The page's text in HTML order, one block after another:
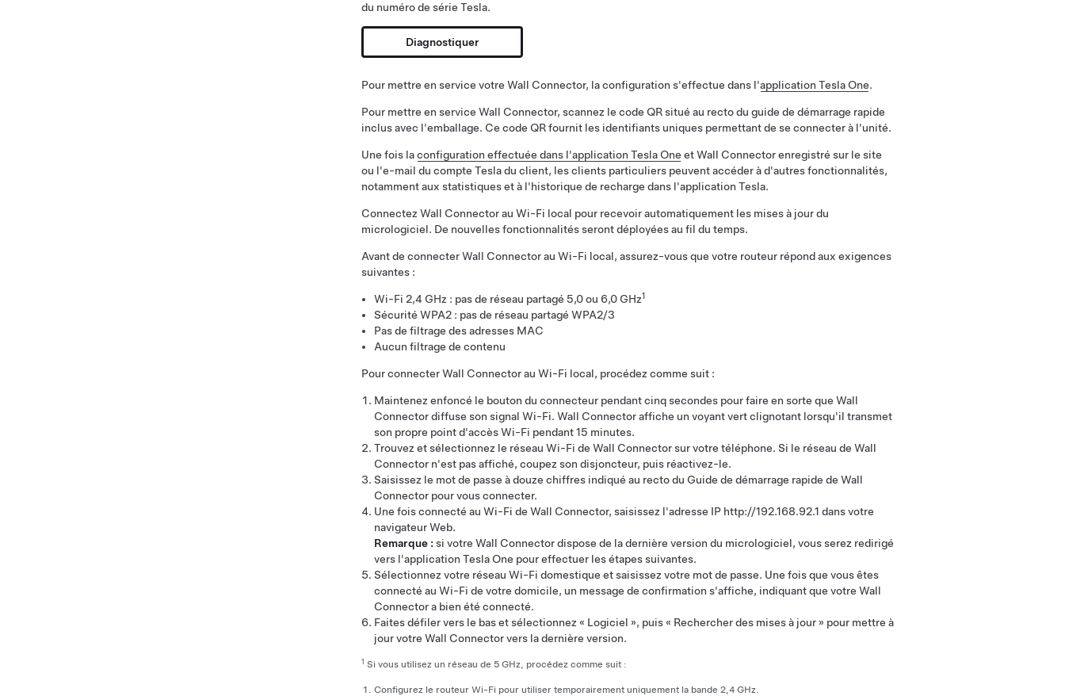
du numéro de série Tesla.
Diagnostiquer
Pour mettre en service votre Wall Connector, la configuration s'effectue dans l'application Tesla One.
Pour mettre en service Wall Connector, scannez le code QR situé au recto du guide de démarrage rapide
inclus avec l'emballage. Ce code QR fournit les identifiants uniques permettant de se connecter à l'unité.
Une fois laconfiguration effectuée dans l'application Tesla One et Wall Connector enregistré sur le site
ou l'e-mail du compte Tesla du client, les clients particuliers peuvent accéder à d'autres fonctionnalités,
notamment aux statistiques et à l'historique de recharge dans l'application Tesla.
Connectez Wall Connector au Wi-Fi local pour recevoir automatiquement les mises à jour du
micrologiciel. De nouvelles fonctionnalités seront déployées au fil du temps.
Avant de connecter Wall Connector au Wi-Fi local, assurez-vous que votre routeur répond aux exigences
suivantes :
Wi-Fi 2,4 GHz : pas de réseau partagé 5,0 ou 6,0 GHz1
Sécurité WPA2 : pas de réseau partagé WPA2/3
Pas de filtrage des adresses MAC
Aucun filtrage de contenu
Pour connecter Wall Connector au Wi-Fi local, procédez comme suit :
Maintenez enfoncé le bouton du connecteur pendant cinq secondes pour faire en sorte que Wall
Connector diffuse son signal Wi-Fi. Wall Connector affiche un voyant vert clignotant lorsqu'il transmet
son propre point d'accès Wi-Fi pendant 15 minutes.
Trouvez et sélectionnez le réseau Wi-Fi de Wall Connector sur votre téléphone. Si le réseau de Wall
Connector n'est pas affiché, coupez son disjoncteur, puis réactivez-le.
Saisissez le mot de passe à douze chiffres indiqué au recto du Guide de démarrage rapide de Wall
Connector pour vous connecter.
Une fois connecté au Wi-Fi de Wall Connector, saisissez l'adresse IP http://192.168.92.1 dans votre
navigateur Web.
Remarque : si votre Wall Connector dispose de la dernière version du micrologiciel, vous serez redirigé
vers l'application Tesla One pour effectuer les étapes suivantes.
Sélectionnez votre réseau Wi-Fi domestique et saisissez votre mot de passe. Une fois que vous êtes
connecté au Wi-Fi de votre domicile, un message de confirmation s'affiche, indiquant que votre Wall
Connector a bien été connecté.
Faites défiler vers le bas et sélectionnez « Logiciel », puis « Rechercher des mises à jour » pour mettre à
jour votre Wall Connector vers la dernière version.
1 Si vous utilisez un réseau de 5 GHz, procédez comme suit :
Configurez le routeur Wi-Fi pour utiliser temporairement uniquement la bande 2,4 GHz.